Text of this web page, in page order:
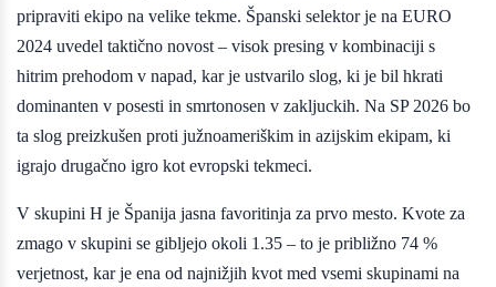
pripraviti ekipo na velike tekme. Španski selektor je na EURO
2024 uvedel taktično novost – visok presing v kombinaciji s
hitrim prehodom v napad, kar je ustvarilo slog, ki je bil hkrati
dominanten v posesti in smrtonosen v zakljuckih. Na SP 2026 bo
ta slog preizkušen proti južnoameriškim in azijskim ekipam, ki
igrajo drugačno igro kot evropski tekmeci.
V skupini H je Španija jasna favoritinja za prvo mesto. Kvote za
zmago v skupini se gibljejo okoli 1.35 – to je približno 74 %
verjetnost, kar je ena od najnižjih kvot med vsemi skupinami na